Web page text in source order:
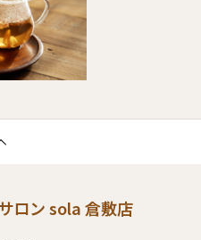
ロン sola 倉敷店